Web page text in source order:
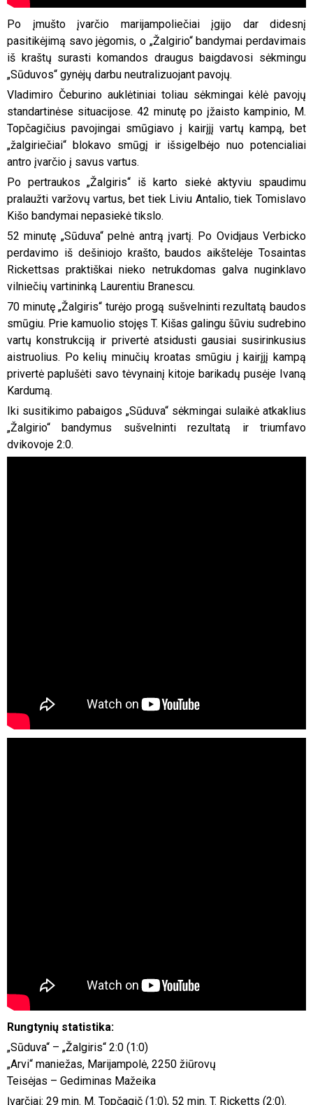
Po įmušto įvarčio marijampoliečiai įgijo dar didesnį
pasitikėjimą savo jėgomis, o „Žalgirio“ bandymai perdavimais
iš kraštų surasti komandos draugus baigdavosi sėkmingu
„Sūduvos“ gynėjų darbu neutralizuojant pavojų.
Vladimiro Čeburino auklėtiniai toliau sėkmingai kėlė pavojų
standartinėse situacijose. 42 minutę po įžaisto kampinio, M.
Topčagičius pavojingai smūgiavo į kairįjį vartų kampą, bet
„žalgiriečiai“ blokavo smūgį ir išsigelbėjo nuo potencialiai
antro įvarčio į savus vartus.
Po pertraukos „Žalgiris“ iš karto siekė aktyviu spaudimu
pralaužti varžovų vartus, bet tiek Liviu Antalio, tiek Tomislavo
Kišo bandymai nepasiekė tikslo.
52 minutę „Sūduva“ pelnė antrą įvartį. Po Ovidjaus Verbicko
perdavimo iš dešiniojo krašto, baudos aikštelėje Tosaintas
Rickettsas praktiškai nieko netrukdomas galva nuginklavo
vilniečių vartininką Laurentiu Branescu.
70 minutę „Žalgiris“ turėjo progą sušvelninti rezultatą baudos
smūgiu. Prie kamuolio stojęs T. Kišas galingu šūviu sudrebino
vartų konstrukciją ir privertė atsidusti gausiai susirinkusius
aistruolius. Po kelių minučių kroatas smūgiu į kairįjį kampą
privertė paplušėti savo tėvynainį kitoje barikadų pusėje Ivaną
Kardumą.
Iki susitikimo pabaigos „Sūduva“ sėkmingai sulaikė atkaklius
„Žalgirio“ bandymus sušvelninti rezultatą ir triumfavo
dvikovoje 2:0.
Rungtynių statistika:
„Sūduva“ – „Žalgiris“ 2:0 (1:0)
„Arvi“ maniežas, Marijampolė, 2250 žiūrovų
Teisėjas – Gediminas Mažeika
Įvarčiai: 29 min. M. Topčagič (1:0), 52 min. T. Ricketts (2:0).